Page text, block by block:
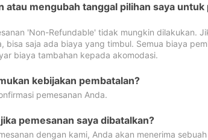
atau mengubah tanggal pilihan saya
'Non-Refundable' tidak mungkin dilakukan.
bisa saja ada biaya yang timbul. Semua biaya
biaya tambahan kepada akomodasi.
kebijakan pembatalan?
pemesanan Anda.
pemesanan saya dibatalkan?
dengan kami, Anda akan menerima